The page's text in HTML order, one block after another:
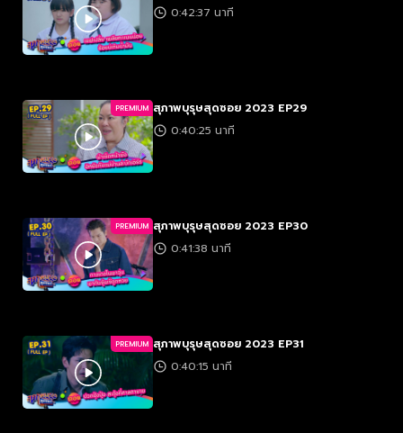
0:42:37 นาที
PREMIUM สุภาพบุรุษสุดซอย 2023 EP29
0:40:25 นาที
PREMIUM สุภาพบุรุษสุดซอย 2023 EP30
0:41:38 นาที
PREMIUM สุภาพบุรุษสุดซอย 2023 EP31
0:40:15 นาที